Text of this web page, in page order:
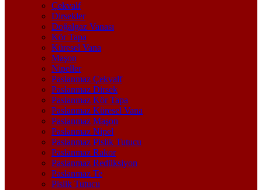
Çekvalf
Dirsekler
Doğalgaz Vanası
Kör Tapa
Küresel Vana
Maşon
Nipeller
Paslanmaz Çekvalf
Paslanmaz Dirsek
Paslanmaz Kör Tapa
Paslanmaz Küresel Vana
Paslanmaz Maşon
Paslanmaz Nipel
Paslanmaz Pislik Tutucu
Paslanmaz Rakor
Paslanmaz Redüksiyon
Paslanmaz Te
Pislik Tutucu